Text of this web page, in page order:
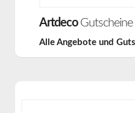
ArtdecoGutscheine
Alle Angebote und